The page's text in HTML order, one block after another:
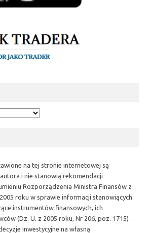
na tej stronie internetowej są
i nie stanowią rekomendacji
Rozporządzenia Ministra Finansów z
roku w sprawie informacji stanowiących
instrumentów finansowych, ich
(Dz. U. z 2005 roku, Nr 206, poz. 1715) .
inwestycyjne na własną